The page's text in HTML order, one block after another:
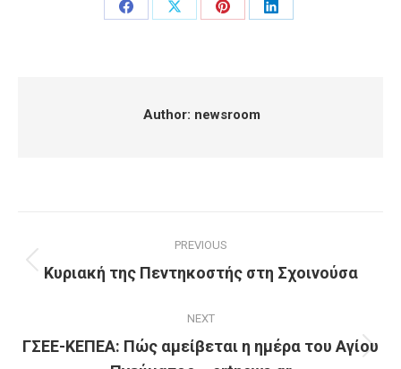
Share
Share
Share
Share
Author: newsroom
navigation
PREVIOUS
Previous
Κυριακή της Πεντηκοστής στη Σχοινούσα
NEXT
Next
ΓΣΕΕ-ΚΕΠΕΑ: Πώς αμείβεται η ημέρα του Αγίου